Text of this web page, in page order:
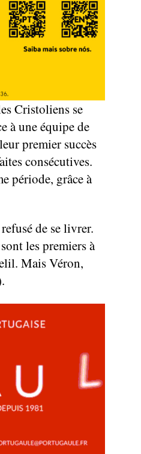
Cristoliens se
à une équipe de
premier succès
consécutives.
période, grâce à
de se livrer.
les premiers à
Mais Véron,